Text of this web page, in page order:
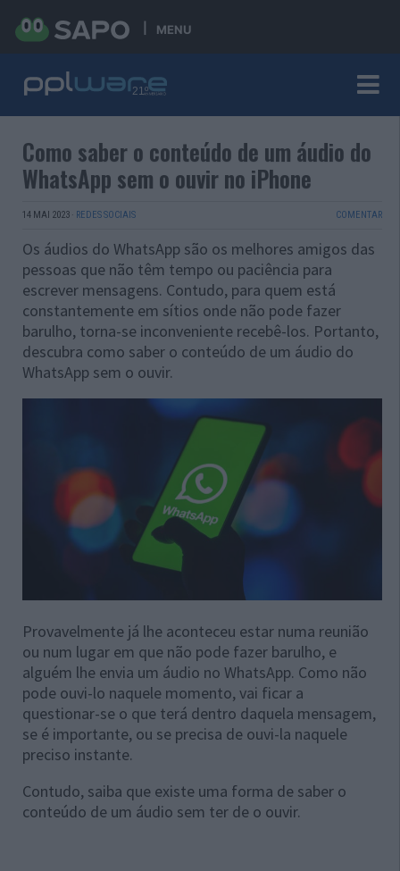
MENU
Como saber o conteúdo de um áudio do
WhatsApp sem o ouvir no iPhone
14 MAI 2023 · REDES SOCIAIS COMENTAR
Os áudios do WhatsApp são os melhores amigos das
pessoas que não têm tempo ou paciência para
escrever mensagens. Contudo, para quem está
constantemente em sítios onde não pode fazer
barulho, torna-se inconveniente recebê-los. Portanto,
descubra como saber o conteúdo de um áudio do
WhatsApp sem o ouvir.
Provavelmente já lhe aconteceu estar numa reunião
ou num lugar em que não pode fazer barulho, e
alguém lhe envia um áudio no WhatsApp. Como não
pode ouvi-lo naquele momento, vai ficar a
questionar-se o que terá dentro daquela mensagem,
se é importante, ou se precisa de ouvi-la naquele
preciso instante.
Contudo, saiba que existe uma forma de saber o
conteúdo de um áudio sem ter de o ouvir.